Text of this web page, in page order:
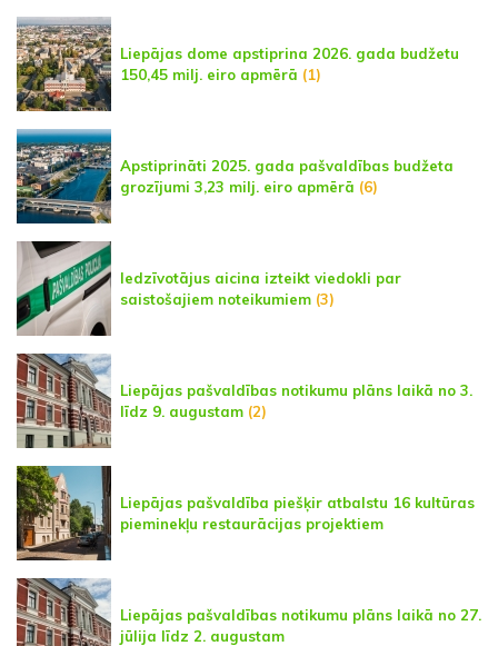
Liepājas dome apstiprina 2026. gada budžetu
150,45 milj. eiro apmērā (1)
Apstiprināti 2025. gada pašvaldības budžeta
grozījumi 3,23 milj. eiro apmērā (6)
Iedzīvotājus aicina izteikt viedokli par
saistošajiem noteikumiem (3)
Liepājas pašvaldības notikumu plāns laikā no 3.
līdz 9. augustam (2)
Liepājas pašvaldība piešķir atbalstu 16 kultūras
pieminekļu restaurācijas projektiem
Liepājas pašvaldības notikumu plāns laikā no 27.
jūlija līdz 2. augustam